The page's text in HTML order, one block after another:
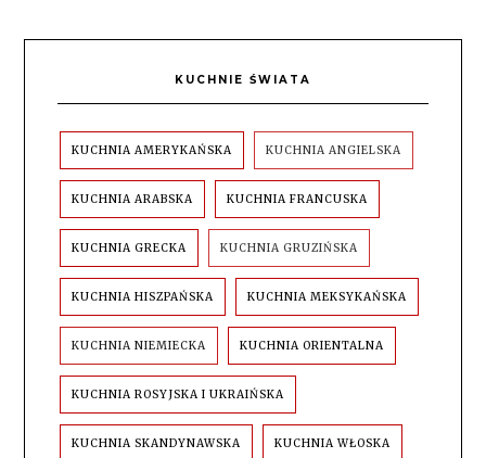
KUCHNIE ŚWIATA
KUCHNIA AMERYKAŃSKA KUCHNIA ANGIELSKA
KUCHNIA ARABSKA KUCHNIA FRANCUSKA
KUCHNIA GRECKA KUCHNIA GRUZIŃSKA
KUCHNIA HISZPAŃSKA KUCHNIA MEKSYKAŃSKA
KUCHNIA NIEMIECKA KUCHNIA ORIENTALNA
KUCHNIA ROSYJSKA I UKRAIŃSKA
KUCHNIA SKANDYNAWSKA KUCHNIA WŁOSKA